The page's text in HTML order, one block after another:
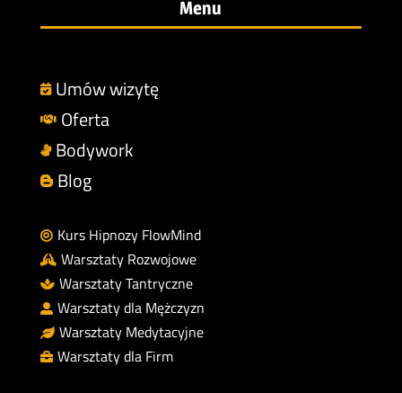
Menu
 Umów wizytę
 Oferta
 Bodywork
 Blog
 Kurs Hipnozy FlowMind
 Warsztaty Rozwojowe
 Warsztaty Tantryczne
 Warsztaty dla Mężczyzn
 Warsztaty Medytacyjne
 Warsztaty dla Firm